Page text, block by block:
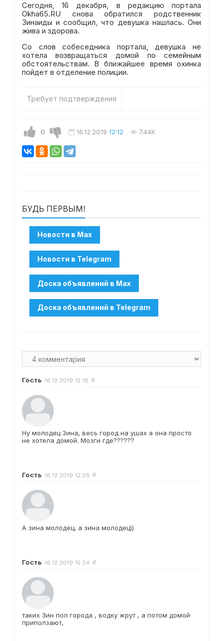
Сегодня, 16 декабря, в редакцию портала
Okha65.RU снова обратился родственник
Зинаиды и сообщил, что девушка нашлась. Они
жива и здорова.
Со слов собеседника портала, девушка не
хотела возвращаться домой по семейным
обстоятельствам. В ближайшее время охинка
пойдет в отделение полиции.
Требует подтверждения
0 16.12.2019 12:12 7.44K
БУДЬ ПЕРВЫМ!
Гость 16.12.2019 12:18 #
Ну молодец Зина, весь город на ушах а она просто
не хотела домой. Мозги где??????
Гость 16.12.2019 12:26 #
А зина молодец, а зина молодец))
Гость 16.12.2019 15:24 #
таких Зин пол города , водку жрут , а потом домой
приползают,